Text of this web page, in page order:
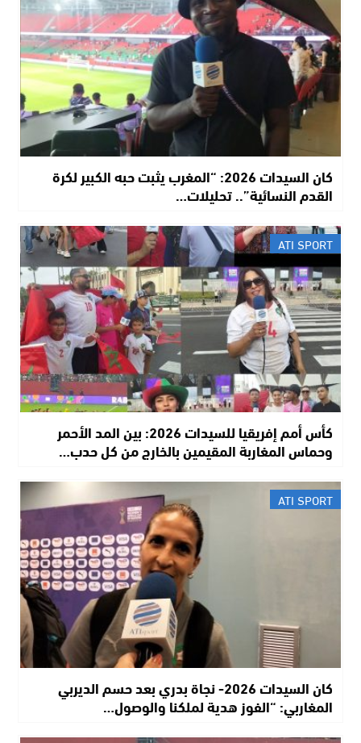
​كان السيدات 2026: “المغرب يثبت حبه الكبير لكرة
القدم النسائية”.. تحليلات…
ATI SPORT
كأس أمم إفريقيا للسيدات 2026: بين المد الأحمر
وحماس المغاربة المقيمين بالخارج من كل حدب…
ATI SPORT
كان السيدات 2026- نجاة بدري بعد حسم الديربي
المغاربي: “الفوز هدية لملكنا والوصول…